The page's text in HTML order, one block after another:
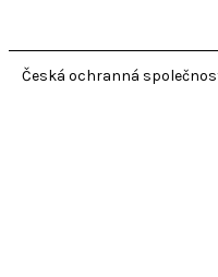
Česká ochranná